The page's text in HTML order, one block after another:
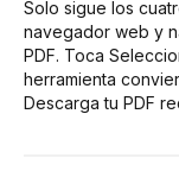
Solo sigue los
navegador web y
PDF. Toca
herramienta
Descarga tu PDF